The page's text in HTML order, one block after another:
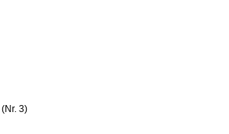
(Nr. 3)